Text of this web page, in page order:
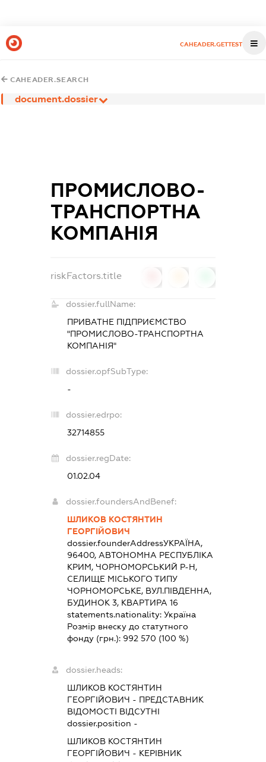
CAHEADER.GETTEST
CAHEADER.SEARCH
document.dossier
ПРОМИСЛОВО-
ТРАНСПОРТНА
КОМПАНІЯ
riskFactors.title
dossier.fullName:
ПРИВАТНЕ ПІДПРИЄМСТВО
"ПРОМИСЛОВО-ТРАНСПОРТНА
КОМПАНІЯ"
dossier.opfSubType:
-
dossier.edrpo:
32714855
dossier.regDate:
01.02.04
dossier.foundersAndBenef:
ШЛИКОВ КОСТЯНТИН
ГЕОРГІЙОВИЧ
dossier.founderAddressУКРАЇНА,
96400, АВТОНОМНА РЕСПУБЛІКА
КРИМ, ЧОРНОМОРСЬКИЙ Р-Н,
СЕЛИЩЕ МІСЬКОГО ТИПУ
ЧОРНОМОРСЬКЕ, ВУЛ.ПІВДЕННА,
БУДИНОК 3, КВАРТИРА 16
statements.nationality: Україна
Розмір внеску до статутного
фонду (грн.): 992 570 (100 %)
dossier.heads:
ШЛИКОВ КОСТЯНТИН
ГЕОРГІЙОВИЧ - ПРЕДСТАВНИК
ВІДОМОСТІ ВІДСУТНІ
dossier.position -
ШЛИКОВ КОСТЯНТИН
ГЕОРГІЙОВИЧ - КЕРІВНИК